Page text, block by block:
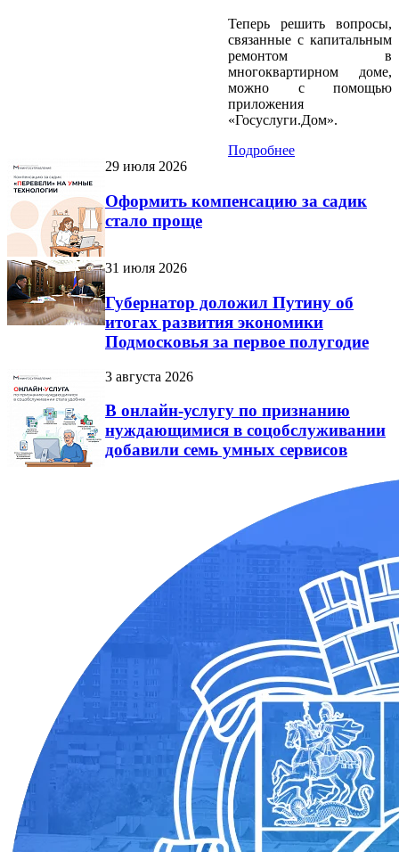
Теперь решить вопросы,
связанные с капитальным
ремонтом в
многоквартирном доме,
можно с помощью
приложения
«Госуслуги.Дом».
Подробнее
29 июля 2026
Оформить компенсацию за садик
стало проще
31 июля 2026
Губернатор доложил Путину об
итогах развития экономики
Подмосковья за первое полугодие
3 августа 2026
В онлайн-услугу по признанию
нуждающимися в соцобслуживании
добавили семь умных сервисов